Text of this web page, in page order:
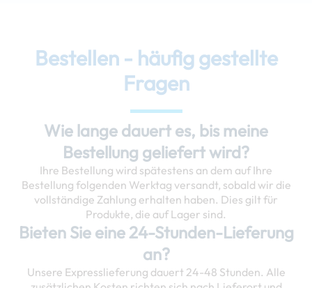
Bestellen - häufig gestellte
Fragen
Wie lange dauert es, bis meine
Bestellung geliefert wird?
Ihre Bestellung wird spätestens an dem auf Ihre
Bestellung folgenden Werktag versandt, sobald wir die
vollständige Zahlung erhalten haben. Dies gilt für
Produkte, die auf Lager sind.
Bieten Sie eine 24-Stunden-Lieferung
an?
Unsere Expresslieferung dauert 24-48 Stunden. Alle